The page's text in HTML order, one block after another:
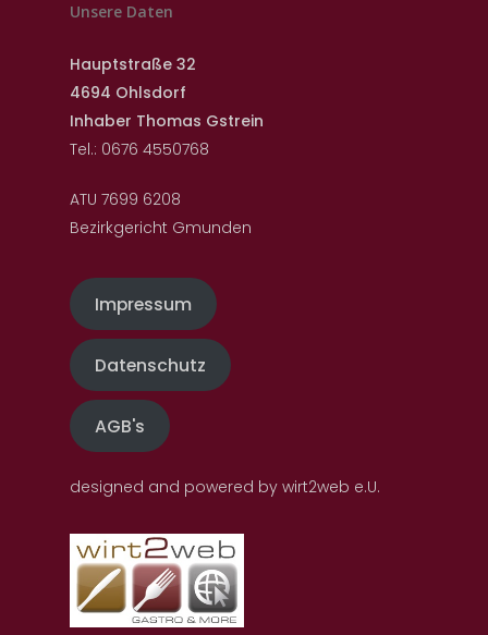
Unsere Daten
Hauptstraße 32
4694 Ohlsdorf
Inhaber Thomas Gstrein
Tel.: 0676 4550768
ATU 7699 6208
Bezirkgericht Gmunden
Impressum
Datenschutz
AGB's
designed and powered by wirt2web e.U.